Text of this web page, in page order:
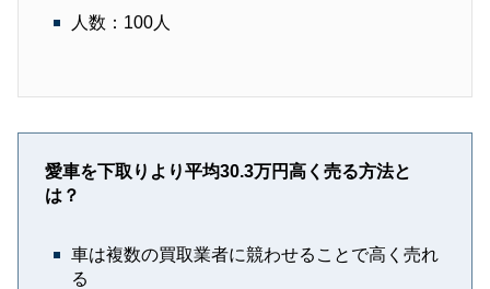
人数：100人
愛車を下取りより平均30.3万円高く売る方法と
は？
車は複数の買取業者に競わせることで高く売れ
る